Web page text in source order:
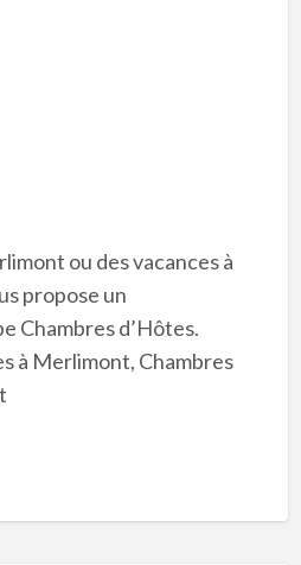
ou des vacances à
propose un
Chambres d’Hôtes.
à Merlimont, Chambres